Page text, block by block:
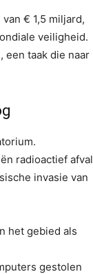
€ 1,5 miljard,
veiligheid.
een taak die naar
radioactief afval
invasie van
het gebied als
gestolen